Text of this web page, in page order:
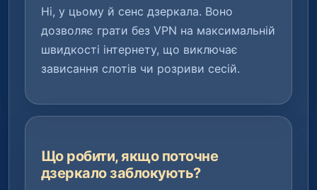
Ні, у цьому й сенс дзеркала. Воно
дозволяє грати без VPN на максимальній
швидкості інтернету, що виключає
зависання слотів чи розриви сесій.
Що робити, якщо поточне
дзеркало заблокують?